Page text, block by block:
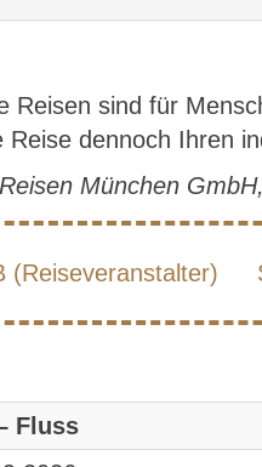
Reisen sind für
dennoch Ihren
München
(Reiseveranstalter)
Fluss